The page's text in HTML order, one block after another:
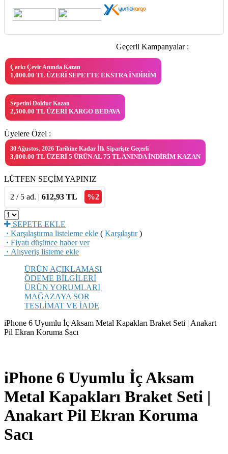
Geçerli Kampanyalar :
Çarkı Çevir Anında Kazan
1,000.00 TL ÜZERI SEPETTE EKSTRA İNDIRIM
Sepetini Doldur Kazan
2,500.00 TL ÜZERI KARGO BEDAVA
Üyelere Özel :
30 Ağustos, 2026 Tarihine Kadar İlk Siparişte Geçerli
3,000.00 TL ÜZERI 5 ÜRÜN AL 75 TL ANINDA İNDIRIM KAZAN
LÜTFEN SEÇİM YAPINIZ
2 / 5 ad. | 612,93 TL %2
SEPETE EKLE
· Karşılaştırma listeleme ekle ( Karşılaştır)
· Fiyatı düşünce haber ver
· Alışveriş listeme ekle
ÜRÜN AÇIKLAMASI
ÖDEME BİLGİLERİ
ÜRÜN YORUMLARI
MAĞAZAYA SOR
TESLİMAT VE İADE
iPhone 6 Uyumlu İç Aksam Metal Kapakları Braket Seti | Anakart
Pil Ekran Koruma Sacı
iPhone 6 Uyumlu İç Aksam
Metal Kapakları Braket Seti |
Anakart Pil Ekran Koruma
Sacı